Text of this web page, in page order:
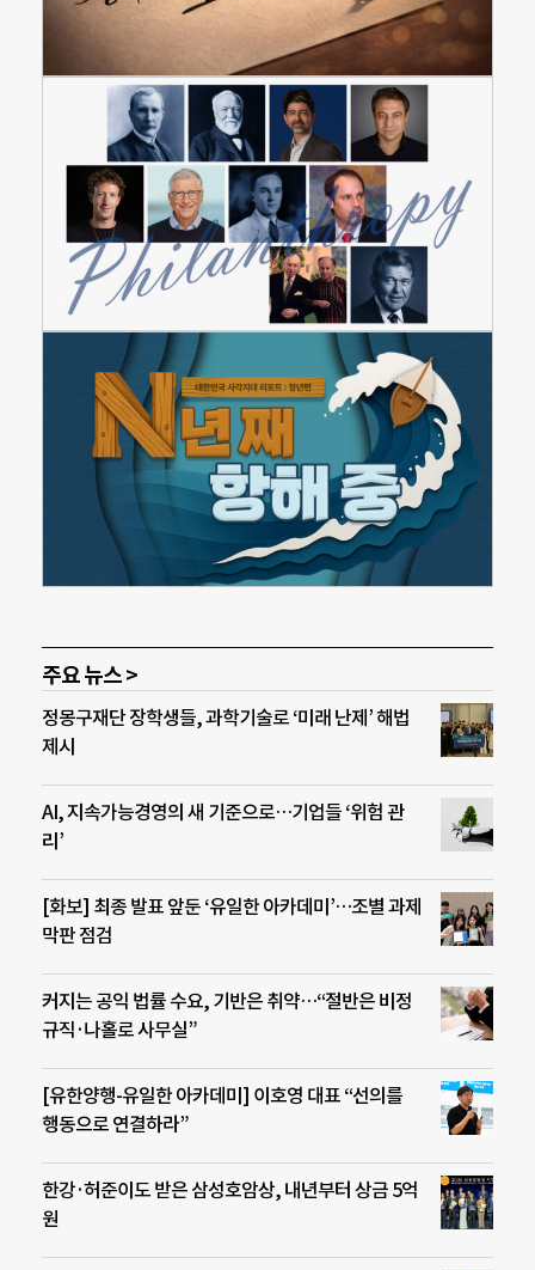
주요 뉴스 >
정몽구재단 장학생들, 과학기술로 ‘미래 난제’ 해법
제시
AI, 지속가능경영의 새 기준으로…기업들 ‘위험 관
리’
[화보] 최종 발표 앞둔 ‘유일한 아카데미’…조별 과제
막판 점검
커지는 공익 법률 수요, 기반은 취약…“절반은 비정
규직·나홀로 사무실”
[유한양행-유일한 아카데미] 이호영 대표 “선의를
행동으로 연결하라”
한강·허준이도 받은 삼성호암상, 내년부터 상금 5억
원